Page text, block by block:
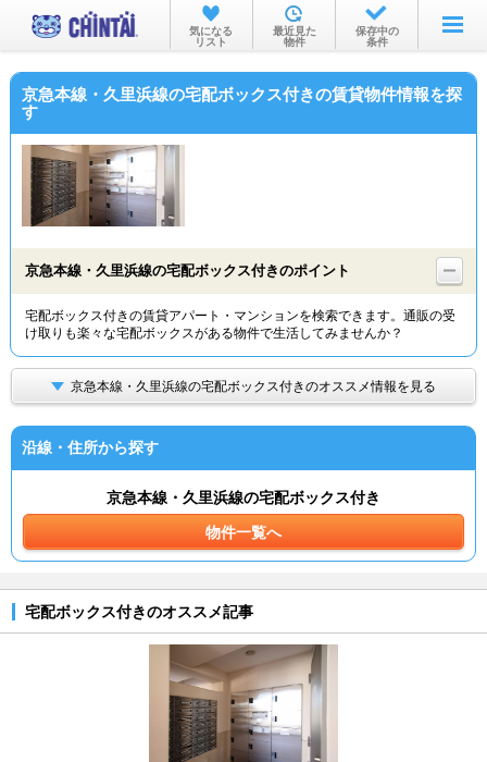
お部屋を探す
沿線・駅から
不動産会社から
TOP
気になる
リスト
最近見た
物件
保存中の
条件
京急本線・久里浜線の宅配ボックス付きの賃貸物件情報を探
す
京急本線・久里浜線の宅配ボックス付きのポイント
宅配ボックス付きの賃貸アパート・マンションを検索できます。通販の受
け取りも楽々な宅配ボックスがある物件で生活してみませんか？
京急本線・久里浜線の宅配ボックス付きのオススメ情報を見る
沿線・住所から探す
京急本線・久里浜線の宅配ボックス付き
物件一覧へ
宅配ボックス付きのオススメ記事